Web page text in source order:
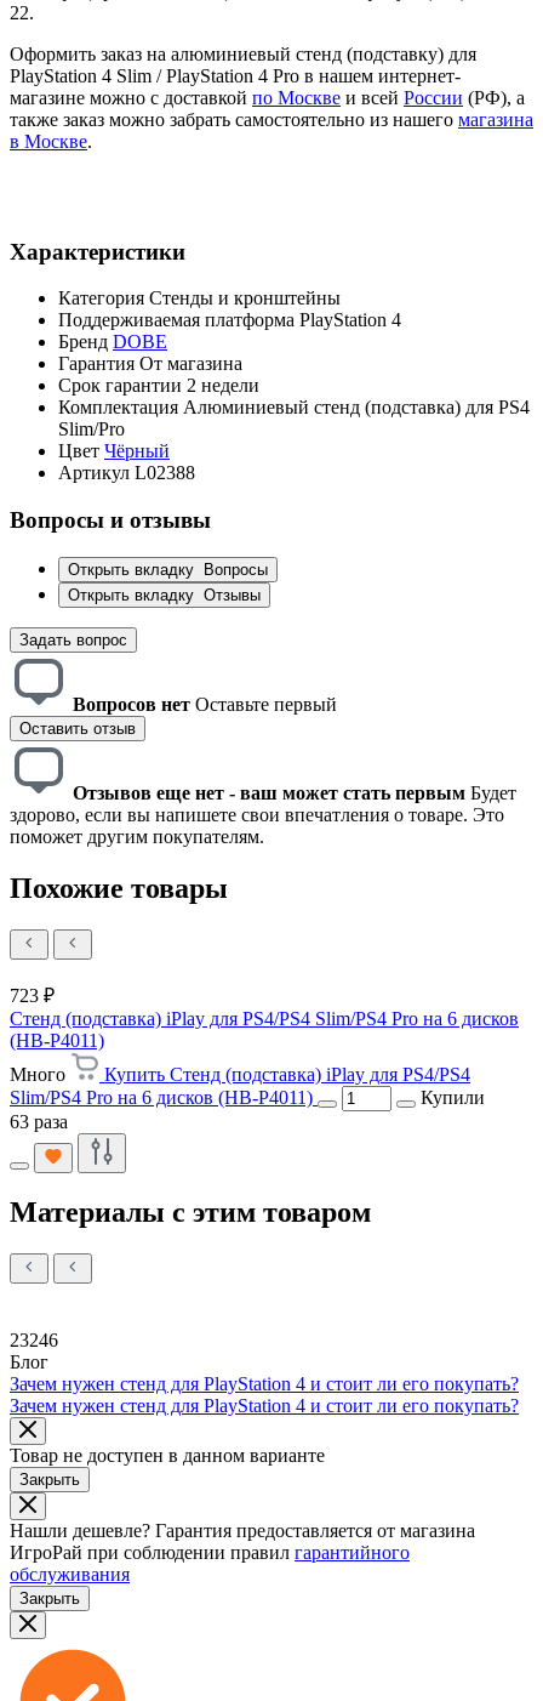
22.
Оформить заказ на алюминиевый стенд (подставку) для
PlayStation 4 Slim / PlayStation 4 Pro в нашем интернет-
магазине можно с доставкой по Москве и всей России (РФ), а
также заказ можно забрать самостоятельно из нашего магазина
в Москве.
Характеристики
Категория Стенды и кронштейны
Поддерживаемая платформа PlayStation 4
Бренд DOBE
Гарантия От магазина
Срок гарантии 2 недели
Комплектация Алюминиевый стенд (подставка) для PS4
Slim/Pro
Цвет Чёрный
Артикул L02388
Вопросы и отзывы
Открыть вкладку
Вопросы
Открыть вкладку Отзывы
Задать вопрос
Вопросов нет Оставьте первый
Оставить отзыв
Отзывов еще нет - ваш может стать первым Будет
здорово, если вы напишете свои впечатления о товаре. Это
поможет другим покупателям.
Похожие товары
723 ₽
Стенд (подставка) iPlay для PS4/PS4 Slim/PS4 Pro на 6 дисков
(HB-P4011)
Много
Купить Стенд (подставка) iPlay для PS4/PS4
Slim/PS4 Pro на 6 дисков (HB-P4011)
Купили
63 раза
Материалы с этим товаром
23246
Блог
Зачем нужен стенд для PlayStation 4 и стоит ли его покупать?
Зачем нужен стенд для PlayStation 4 и стоит ли его покупать?
Товар не доступен в данном варианте
Закрыть
Нашли дешевле? Гарантия предоставляется от магазина
ИгроРай при соблюдении правил гарантийного
обслуживания
Закрыть